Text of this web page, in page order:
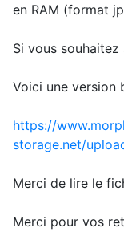
en RAM (format
Si vous
Voici une version
https://
storage.net/
Merci de lire le
Merci pour vos